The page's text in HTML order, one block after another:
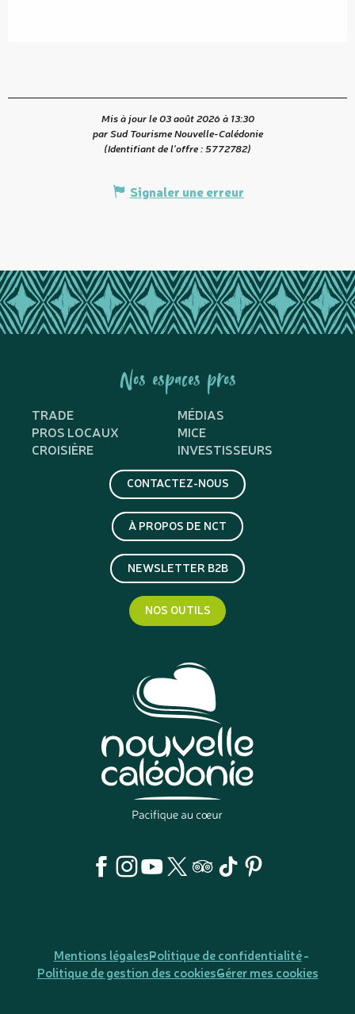
Mis à jour le 03 août 2026 à 13:30
par Sud Tourisme Nouvelle-Calédonie
(Identifiant de l'offre :5772782)
Signaler une erreur
Nos espaces pros
TRADE
MÉDIAS
PROS LOCAUX
MICE
CROISIÈRE
INVESTISSEURS
CONTACTEZ-NOUS
À PROPOS DE NCT
NEWSLETTER B2B
NOS OUTILS
Mentions légalesPolitique de confidentialité
Politique de gestion des cookiesGérer mes cookies